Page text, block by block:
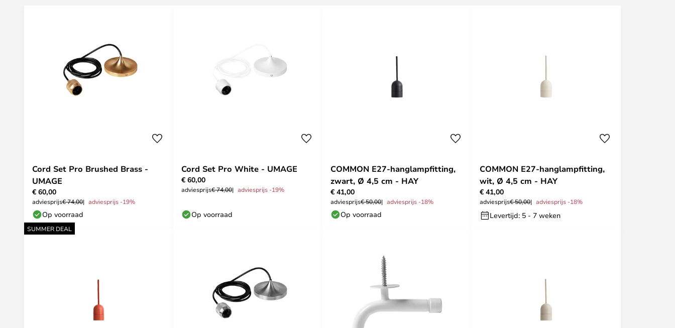
Cord Set Pro Brushed Brass -
UMAGE
€ 60,00
adviesprijs€ 74,00 adviesprijs -19%
Op voorraad
Cord Set Pro White - UMAGE
€ 60,00
adviesprijs€ 74,00 adviesprijs -19%
Op voorraad
COMMON E27-hanglampfitting,
zwart, Ø 4,5 cm - HAY
€ 41,00
adviesprijs€ 50,00 adviesprijs -18%
Op voorraad
COMMON E27-hanglampfitting,
wit, Ø 4,5 cm - HAY
€ 41,00
adviesprijs€ 50,00 adviesprijs -18%
Levertijd: 5 - 7 weken
SUMMER DEAL